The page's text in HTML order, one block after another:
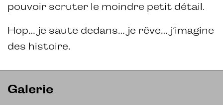
pouvoir scruter le moindre petit détail.
Hop… je saute dedans… je rêve… j’imagine
des histoire.
Galerie